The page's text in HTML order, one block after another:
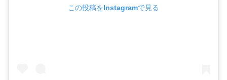
この投稿をInstagramで見る